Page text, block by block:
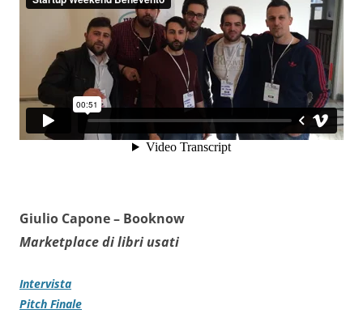
Giulio Capone – Booknow
Marketplace di libri usati
Intervista
Pitch Finale